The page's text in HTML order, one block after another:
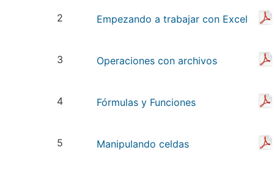
2 Empezando a trabajar con Excel
3 Operaciones con archivos
4 Fórmulas y Funciones
5 Manipulando celdas